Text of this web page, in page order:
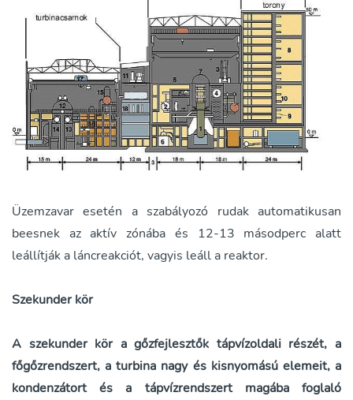
Üzemzavar esetén a szabályozó rudak automatikusan
beesnek az aktív zónába és 12-13 másodperc alatt
leállítják a láncreakciót, vagyis leáll a reaktor.
Szekunder kör
A szekunder kör a gőzfejlesztők tápvízoldali részét, a
főgőzrendszert, a turbina nagy és kisnyomású elemeit, a
kondenzátort és a tápvízrendszert magába foglaló